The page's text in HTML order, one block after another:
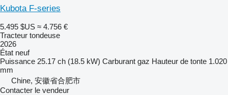
Kubota F-series
5.495 $US ≈ 4.756 €
Tracteur tondeuse
2026
État neuf
Puissance 25.17 ch (18.5 kW) Carburant gaz Hauteur de tonte 1.020
mm
Chine, 安徽省合肥市
Contacter le vendeur